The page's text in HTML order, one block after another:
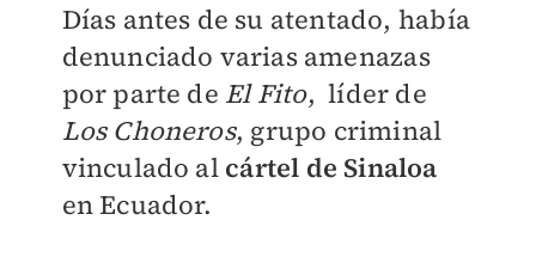
Días antes de su atentado, había
denunciado varias amenazas
por parte de ElFito, líder de
Los Choneros, grupo criminal
vinculado al cártel de Sinaloa
en Ecuador.